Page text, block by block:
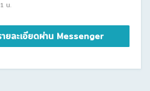
น.
ยละเอียดผ่าน Messenger